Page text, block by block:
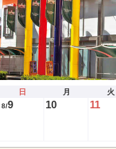
日 月 火
8/9 10 11